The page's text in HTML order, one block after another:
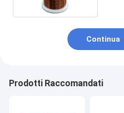
Continua
Prodotti Raccomandati